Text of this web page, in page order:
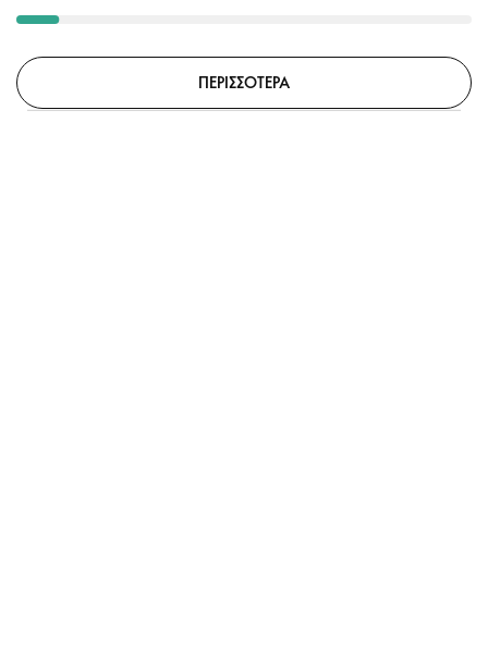
ΠΕΡΙΣΣΟΤΕΡΑ